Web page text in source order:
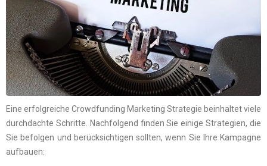
Eine erfolgreiche Crowdfunding Marketing Strategie beinhaltet viele
durchdachte Schritte. Nachfolgend finden Sie einige Strategien, die
Sie befolgen und berücksichtigen sollten, wenn Sie Ihre Kampagne
aufbauen: